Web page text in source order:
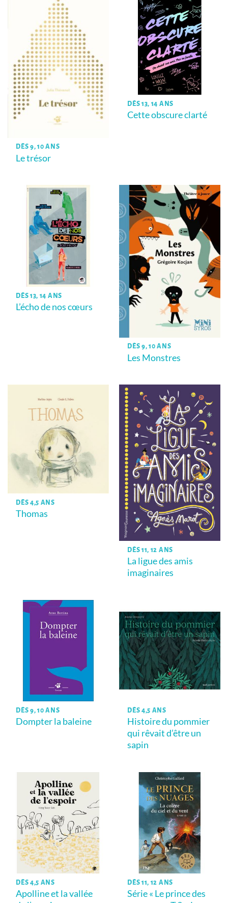
DÈS 9, 10 ANS
Le trésor
DÈS 13, 14 ANS
Cette obscure clarté
DÈS 13, 14 ANS
L’écho de nos cœurs
DÈS 9, 10 ANS
Les Monstres
DÈS 4,5 ANS
Thomas
DÈS 11, 12 ANS
La ligue des amis
imaginaires
DÈS 9, 10 ANS
Dompter la baleine
DÈS 4,5 ANS
Histoire du pommier
qui rêvait d’être un
sapin
DÈS 4,5 ANS
Apolline et la vallée
DÈS 11, 12 ANS
Série « Le prince des